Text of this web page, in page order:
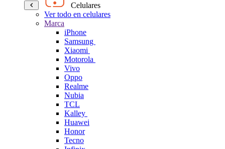
Celulares
Ver todo en celulares
Marca
iPhone
Samsung
Xiaomi
Motorola
Vivo
Oppo
Realme
Nubia
TCL
Kalley
Huawei
Honor
Tecno